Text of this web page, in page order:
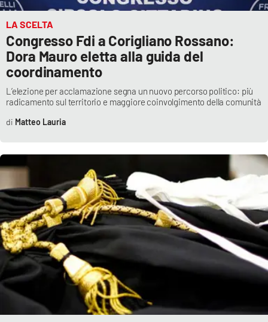
LA
CALABRIAVISIONE
Destinazioni
Eventi
LAC
NETWORK
Lacplay.it
Lactv.it
Laconair.it
Lacitymag.it
LA SCELTA
Congresso Fdi a Corigliano Rossano:
Dora Mauro eletta alla guida del
coordinamento
L’elezione per acclamazione segna un nuovo percorso politico: più
radicamento sul territorio e maggiore coinvolgimento della comunità
Matteo Lauria